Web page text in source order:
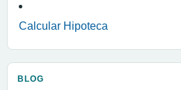
Calcular Hipoteca
BLOG